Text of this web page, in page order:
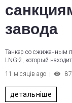
завода
Танкер со сжиженным
LNG-2, который
11 місяців ago
87
детальніше